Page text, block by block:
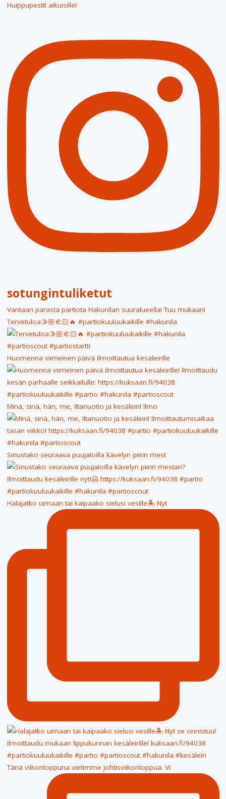
Huippupestit aikuisille!
sotungintuliketut
Vantaan parasta partiota Hakunilan suuralueella! Tuu mukaan!
Tervetuloa🫱🏼‍🫲🏻🔥 #partiokuuluukaikille #hakunila
Huomenna viimeinen päivä ilmoittautua kesäleirille
Minä, sinä, hän, me, iltanuotio ja kesäleiri! Ilmo
Sinustako seuraava puujaloilla kävelyn piirin mest
Halajatko uimaan tai kaipaako sielusi vesille🏝 Nyt
Tänä viikonloppuna vietimme johtisviikonloppua. Vi